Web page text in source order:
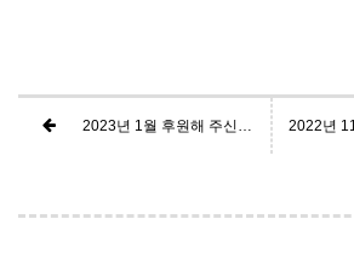
2023년 1월 후원해 주신 분들 명단입니다.